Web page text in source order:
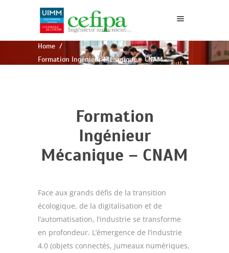
Home /
Formation Ingénieur Mécanique – CNAM
Formation
Ingénieur
Mécanique – CNAM
Face aux grands défis de la transition
écologique, de la digitalisation et de
l’automatisation, l’industrie se transforme
en profondeur. L’émergence de l’industrie
4.0 (objets connectés, jumeaux numériques,